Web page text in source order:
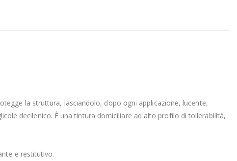
la struttura, lasciandolo, dopo ogni applicazione, lucente,
decilenico. È una tintura domiciliare ad alto profilo di tollerabilità,
e restitutivo.